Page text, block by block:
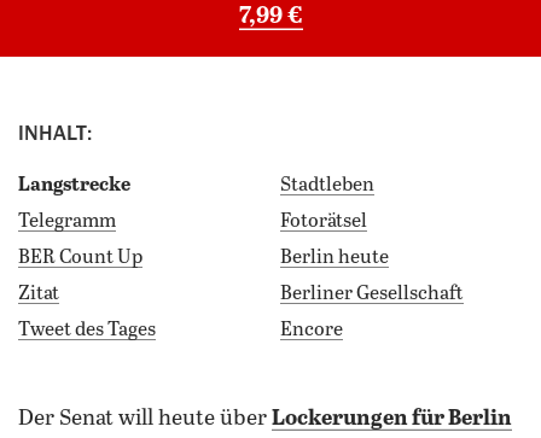
7,99 €
INHALT:
Langstrecke
Telegramm
BER Count Up
Zitat
Tweet des Tages
Stadtleben
Fotorätsel
Berlin heute
Berliner Gesellschaft
Encore
Der Senat will heute über Lockerungen für Berlin